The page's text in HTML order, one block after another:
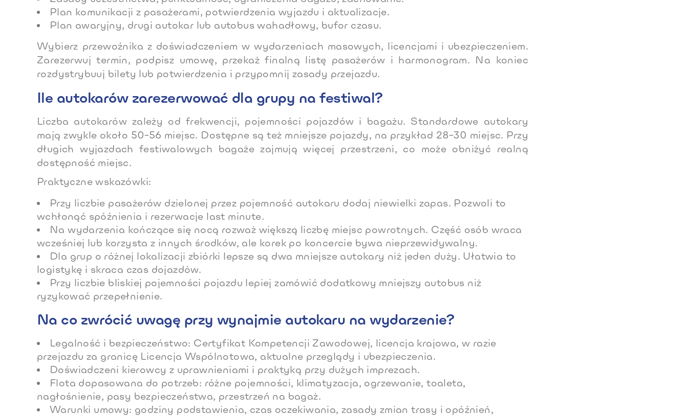
Plan komunikacji z pasażerami, potwierdzenia wyjazdu i aktualizacje.
Plan awaryjny, drugi autokar lub autobus wahadłowy, bufor czasu.
Wybierz przewoźnika z doświadczeniem w wydarzeniach masowych, licencjami i ubezpieczeniem.
Zarezerwuj termin, podpisz umowę, przekaż finalną listę pasażerów i harmonogram. Na koniec
rozdystrybuuj bilety lub potwierdzenia i przypomnij zasady przejazdu.
Ile autokarów zarezerwować dla grupy na festiwal?
Liczba autokarów zależy od frekwencji, pojemności pojazdów i bagażu. Standardowe autokary
mają zwykle około 50–56 miejsc. Dostępne są też mniejsze pojazdy, na przykład 28–30 miejsc. Przy
długich wyjazdach festiwalowych bagaże zajmują więcej przestrzeni, co może obniżyć realną
dostępność miejsc.
Praktyczne wskazówki:
Przy liczbie pasażerów dzielonej przez pojemność autokaru dodaj niewielki zapas. Pozwoli to
wchłonąć spóźnienia i rezerwacje last minute.
Na wydarzenia kończące się nocą rozważ większą liczbę miejsc powrotnych. Część osób wraca
wcześniej lub korzysta z innych środków, ale korek po koncercie bywa nieprzewidywalny.
Dla grup o różnej lokalizacji zbiórki lepsze są dwa mniejsze autokary niż jeden duży. Ułatwia to
logistykę i skraca czas dojazdów.
Przy liczbie bliskiej pojemności pojazdu lepiej zamówić dodatkowy mniejszy autobus niż
ryzykować przepełnienie.
Na co zwrócić uwagę przy wynajmie autokaru na wydarzenie?
Legalność i bezpieczeństwo: Certyfikat Kompetencji Zawodowej, licencja krajowa, w razie
przejazdu za granicę Licencja Wspólnotowa, aktualne przeglądy i ubezpieczenia.
Doświadczeni kierowcy z uprawnieniami i praktyką przy dużych imprezach.
Flota dopasowana do potrzeb: różne pojemności, klimatyzacja, ogrzewanie, toaleta,
nagłośnienie, pasy bezpieczeństwa, przestrzeń na bagaż.
Warunki umowy: godziny podstawienia, czas oczekiwania, zasady zmian trasy i opóźnień,